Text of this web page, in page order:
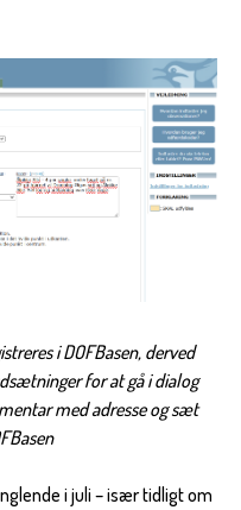
i DOFBasen, derved
for at gå i dialog
med adresse og sæt
i juli – især tidligt om